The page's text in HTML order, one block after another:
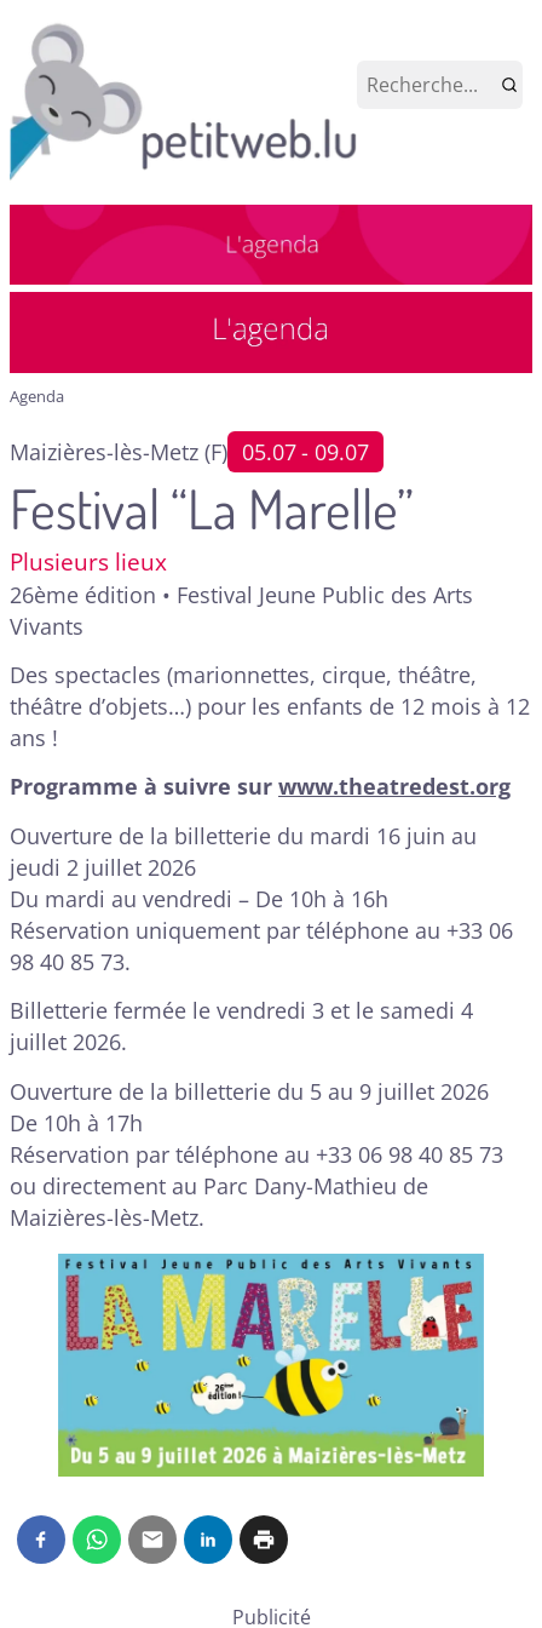
Agenda
Maizières-lès-Metz (F) 05.07- 09.07
Festival “La Marelle”
Plusieurs lieux
26ème édition • Festival Jeune Public des Arts
Vivants
Des spectacles (marionnettes, cirque, théâtre,
théâtre d’objets…) pour les enfants de 12 mois à 12
ans !
Programme à suivre sur www.theatredest.org
Ouverture de la billetterie du mardi 16 juin au
jeudi 2 juillet 2026
Du mardi au vendredi – De 10h à 16h
Réservation uniquement par téléphone au +33 06
98 40 85 73.
Billetterie fermée le vendredi 3 et le samedi 4
juillet 2026.
Ouverture de la billetterie du 5 au 9 juillet 2026
De 10h à 17h
Réservation par téléphone au +33 06 98 40 85 73
ou directement au Parc Dany-Mathieu de
Maizières-lès-Metz.
Publicité